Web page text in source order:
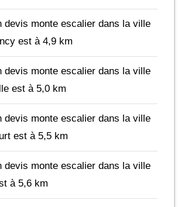
devis monte escalier dans la ville
est à 4,9 km
devis monte escalier dans la ville
est à 5,0 km
devis monte escalier dans la ville
est à 5,5 km
devis monte escalier dans la ville
à 5,6 km